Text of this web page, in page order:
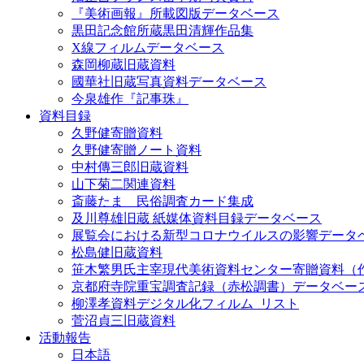
『美術画報』所載図版データベース
黒田記念館所蔵黒田清輝作品集
X線フィルムデータベース
森岡柳蔵旧蔵資料
國華社旧蔵写真資料データベース
今泉雄作『記事珠』
資料目録
久野健寄贈資料
久野健寄贈ノート資料
中村傳三郎旧蔵資料
山下菊二関連資料
斎藤たま 民俗調査カード集成
及川尊雄旧蔵 紙媒体資料目録データベース
展覧会における新型コロナウイルスの影響データ
松島健旧蔵資料
笹木繁男氏主宰現代美術資料センター寄贈資料（
京都府寺院重宝調査記録（赤松調書）データベー
柳澤孝資料デジタル化フィルム_リスト
菅沼貞三旧蔵資料
活動報告
日本語